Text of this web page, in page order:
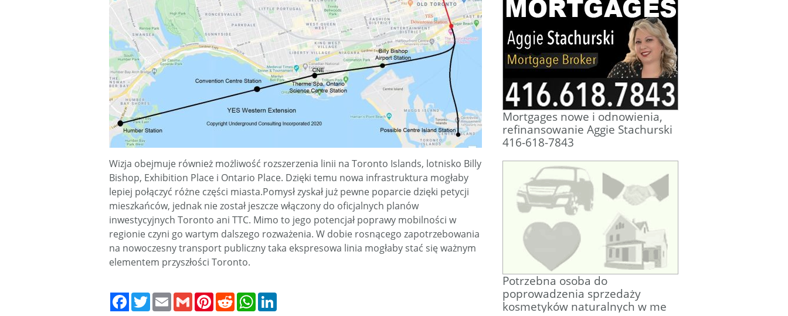
Wizja obejmuje również możliwość rozszerzenia linii na Toronto Islands, lotnisko Billy
Bishop, Exhibition Place i Ontario Place. Dzięki temu nowa infrastruktura mogłaby
lepiej połączyć różne części miasta.Pomysł zyskał już pewne poparcie dzięki petycji
mieszkańców, jednak nie został jeszcze włączony do oficjalnych planów
inwestycyjnych Toronto ani TTC. Mimo to jego potencjał poprawy mobilności w
regionie czyni go wartym dalszego rozważenia. W dobie rosnącego zapotrzebowania
na nowoczesny transport publiczny taka ekspresowa linia mogłaby stać się ważnym
elementem przyszłości Toronto.
TwitterEmail Gmail PinterestRedditWhatsApp
Mortgages nowe i odnowienia,
refinansowanie Aggie Stachurski
416-618-7843
Potrzebna osoba do
poprowadzenia sprzedaży
kosmetyków naturalnych w me